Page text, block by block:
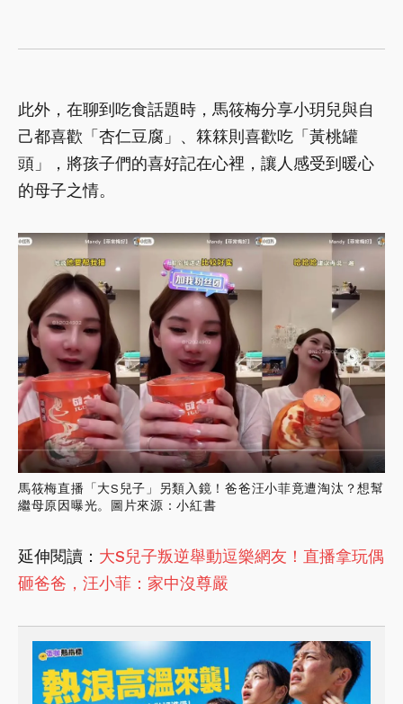
此外，在聊到吃食話題時，馬筱梅分享小玥兒與自
己都喜歡「杏仁豆腐」、箖箖則喜歡吃「黃桃罐
頭」，將孩子們的喜好記在心裡，讓人感受到暖心
的母子之情。
馬筱梅直播「大S兒子」另類入鏡！爸爸汪小菲竟遭淘汰？想幫
繼母原因曝光。圖片來源：小紅書
延伸閱讀： 大S兒子叛逆舉動逗樂網友！直播拿玩偶
砸爸爸，汪小菲：家中沒尊嚴